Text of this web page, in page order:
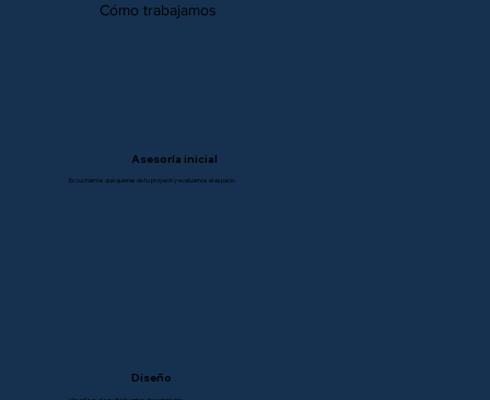
Cómo trabajamos
Asesoría inicial
Escuchamos qué quieres de tu proyecti y evaluamos el espacio
Diseño